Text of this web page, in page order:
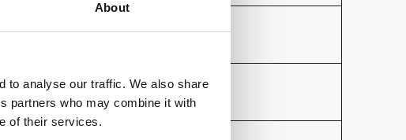
About
to analyse our traffic. We also share
partners who may combine it with
of their services.